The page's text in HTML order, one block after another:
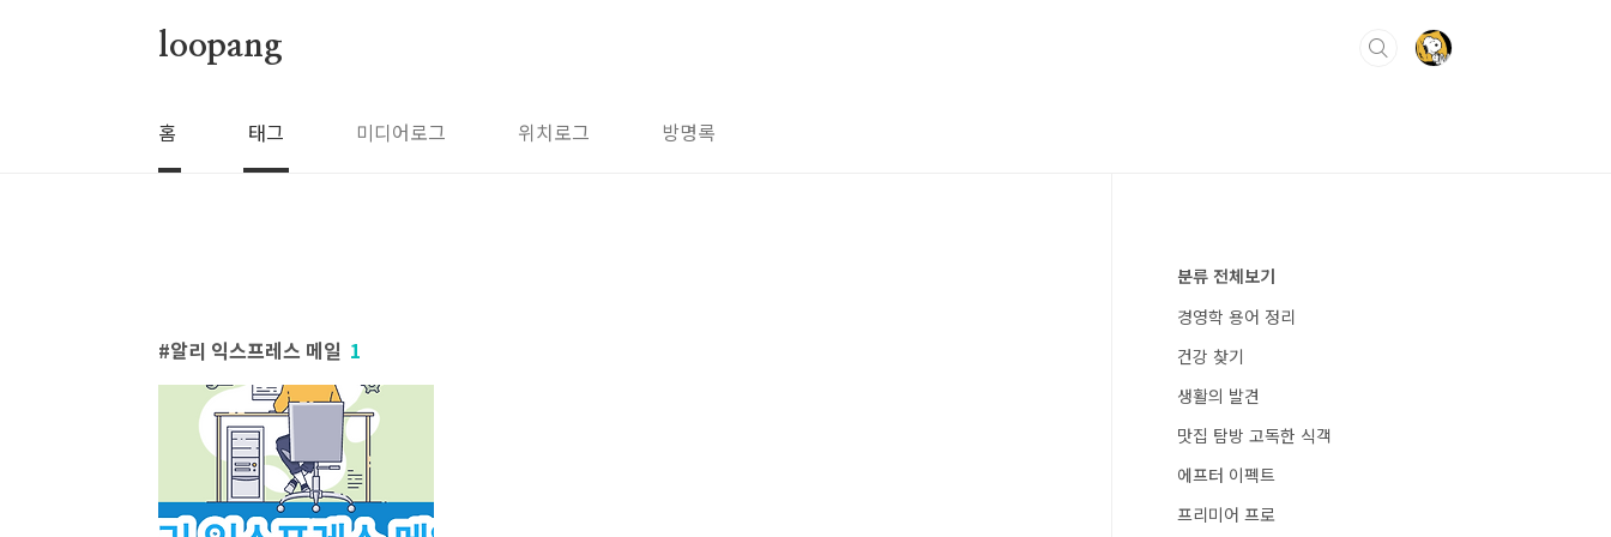
loopang
홈 태그 미디어로그 위치로그 방명록
알리 익스프레스 메일 1
분류 전체보기
경영학 용어 정리
건강 찾기
생활의 발견
맛집 탐방 고독한 식객
에프터 이펙트
프리미어 프로